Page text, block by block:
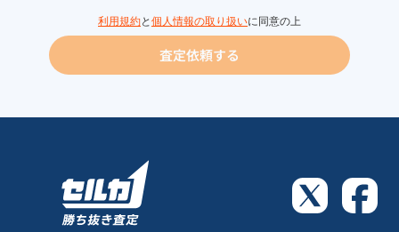
利用規約と 個人情報の取り扱いに同意の上
査定依頼する